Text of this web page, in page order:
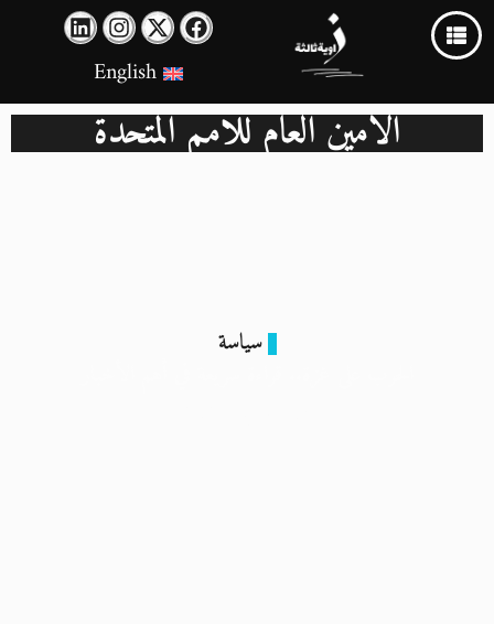
English
الامين العام للامم المتحدة
سياسة